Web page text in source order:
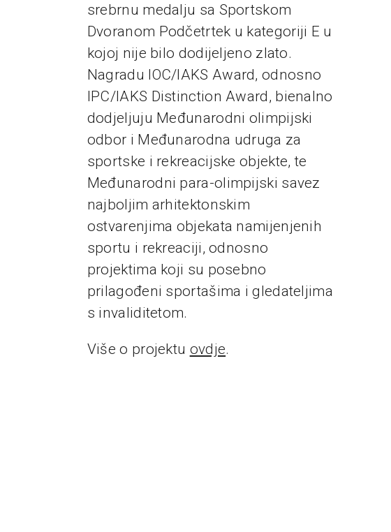
srebrnu medalju sa Sportskom
Dvoranom Podčetrtek u kategoriji E u
kojoj nije bilo dodijeljeno zlato.
Nagradu IOC/IAKS Award, odnosno
IPC/IAKS Distinction Award, bienalno
dodjeljuju Međunarodni olimpijski
odbor i Međunarodna udruga za
sportske i rekreacijske objekte, te
Međunarodni para-olimpijski savez
najboljim arhitektonskim
ostvarenjima objekata namijenjenih
sportu i rekreaciji, odnosno
projektima koji su posebno
prilagođeni sportašima i gledateljima
s invaliditetom.
Više o projektu ovdje.